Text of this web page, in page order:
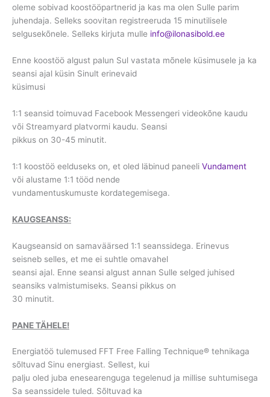
oleme sobivad koostööpartnerid ja kas ma olen Sulle parim
juhendaja. Selleks soovitan registreeruda 15 minutilisele
selgusekõnele. Selleks kirjuta mulle info@ilonasibold.ee
Enne koostöö algust palun Sul vastata mõnele küsimusele ja ka
seansi ajal küsin Sinult erinevaid
küsimusi
1:1 seansid toimuvad Facebook Messengeri videokõne kaudu
või Streamyard platvormi kaudu. Seansi
pikkus on 30-45 minutit.
1:1 koostöö eelduseks on, et oled läbinud paneeli Vundament
või alustame 1:1 tööd nende
vundamentuskumuste kordategemisega.
KAUGSEANSS:
Kaugseansid on samaväärsed 1:1 seanssidega. Erinevus
seisneb selles, et me ei suhtle omavahel
seansi ajal. Enne seansi algust annan Sulle selged juhised
seansiks valmistumiseks. Seansi pikkus on
30 minutit.
PANE TÄHELE!
Energiatöö tulemused FFT Free Falling Technique® tehnikaga
sõltuvad Sinu energiast. Sellest, kui
palju oled juba enesearenguga tegelenud ja millise suhtumisega
Sa seanssidele tuled. Sõltuvad ka